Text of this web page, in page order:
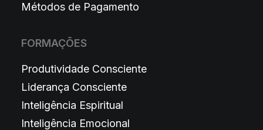
Métodos de Pagamento
FORMAÇÕES
Produtividade Consciente
Liderança Consciente
Inteligência Espiritual
Inteligência Emocional